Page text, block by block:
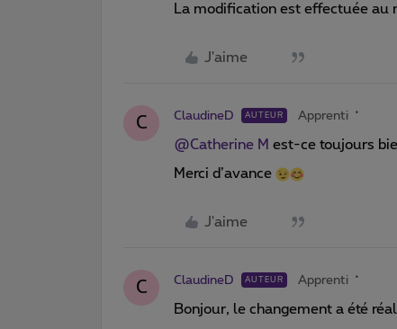
La modification est effectuée au
J'aime
C ClaudineD AUTEUR Apprenti
@Catherine M est-ce toujours
Merci d’avance
J'aime
C ClaudineD AUTEUR Apprenti
Bonjour, le changement a été